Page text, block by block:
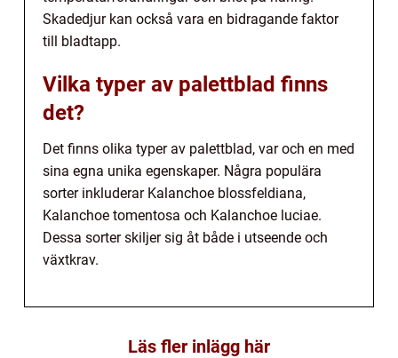
Skadedjur kan också vara en bidragande faktor
till bladtapp.
Vilka typer av palettblad finns
det?
Det finns olika typer av palettblad, var och en med
sina egna unika egenskaper. Några populära
sorter inkluderar Kalanchoe blossfeldiana,
Kalanchoe tomentosa och Kalanchoe luciae.
Dessa sorter skiljer sig åt både i utseende och
växtkrav.
Läs fler inlägg här